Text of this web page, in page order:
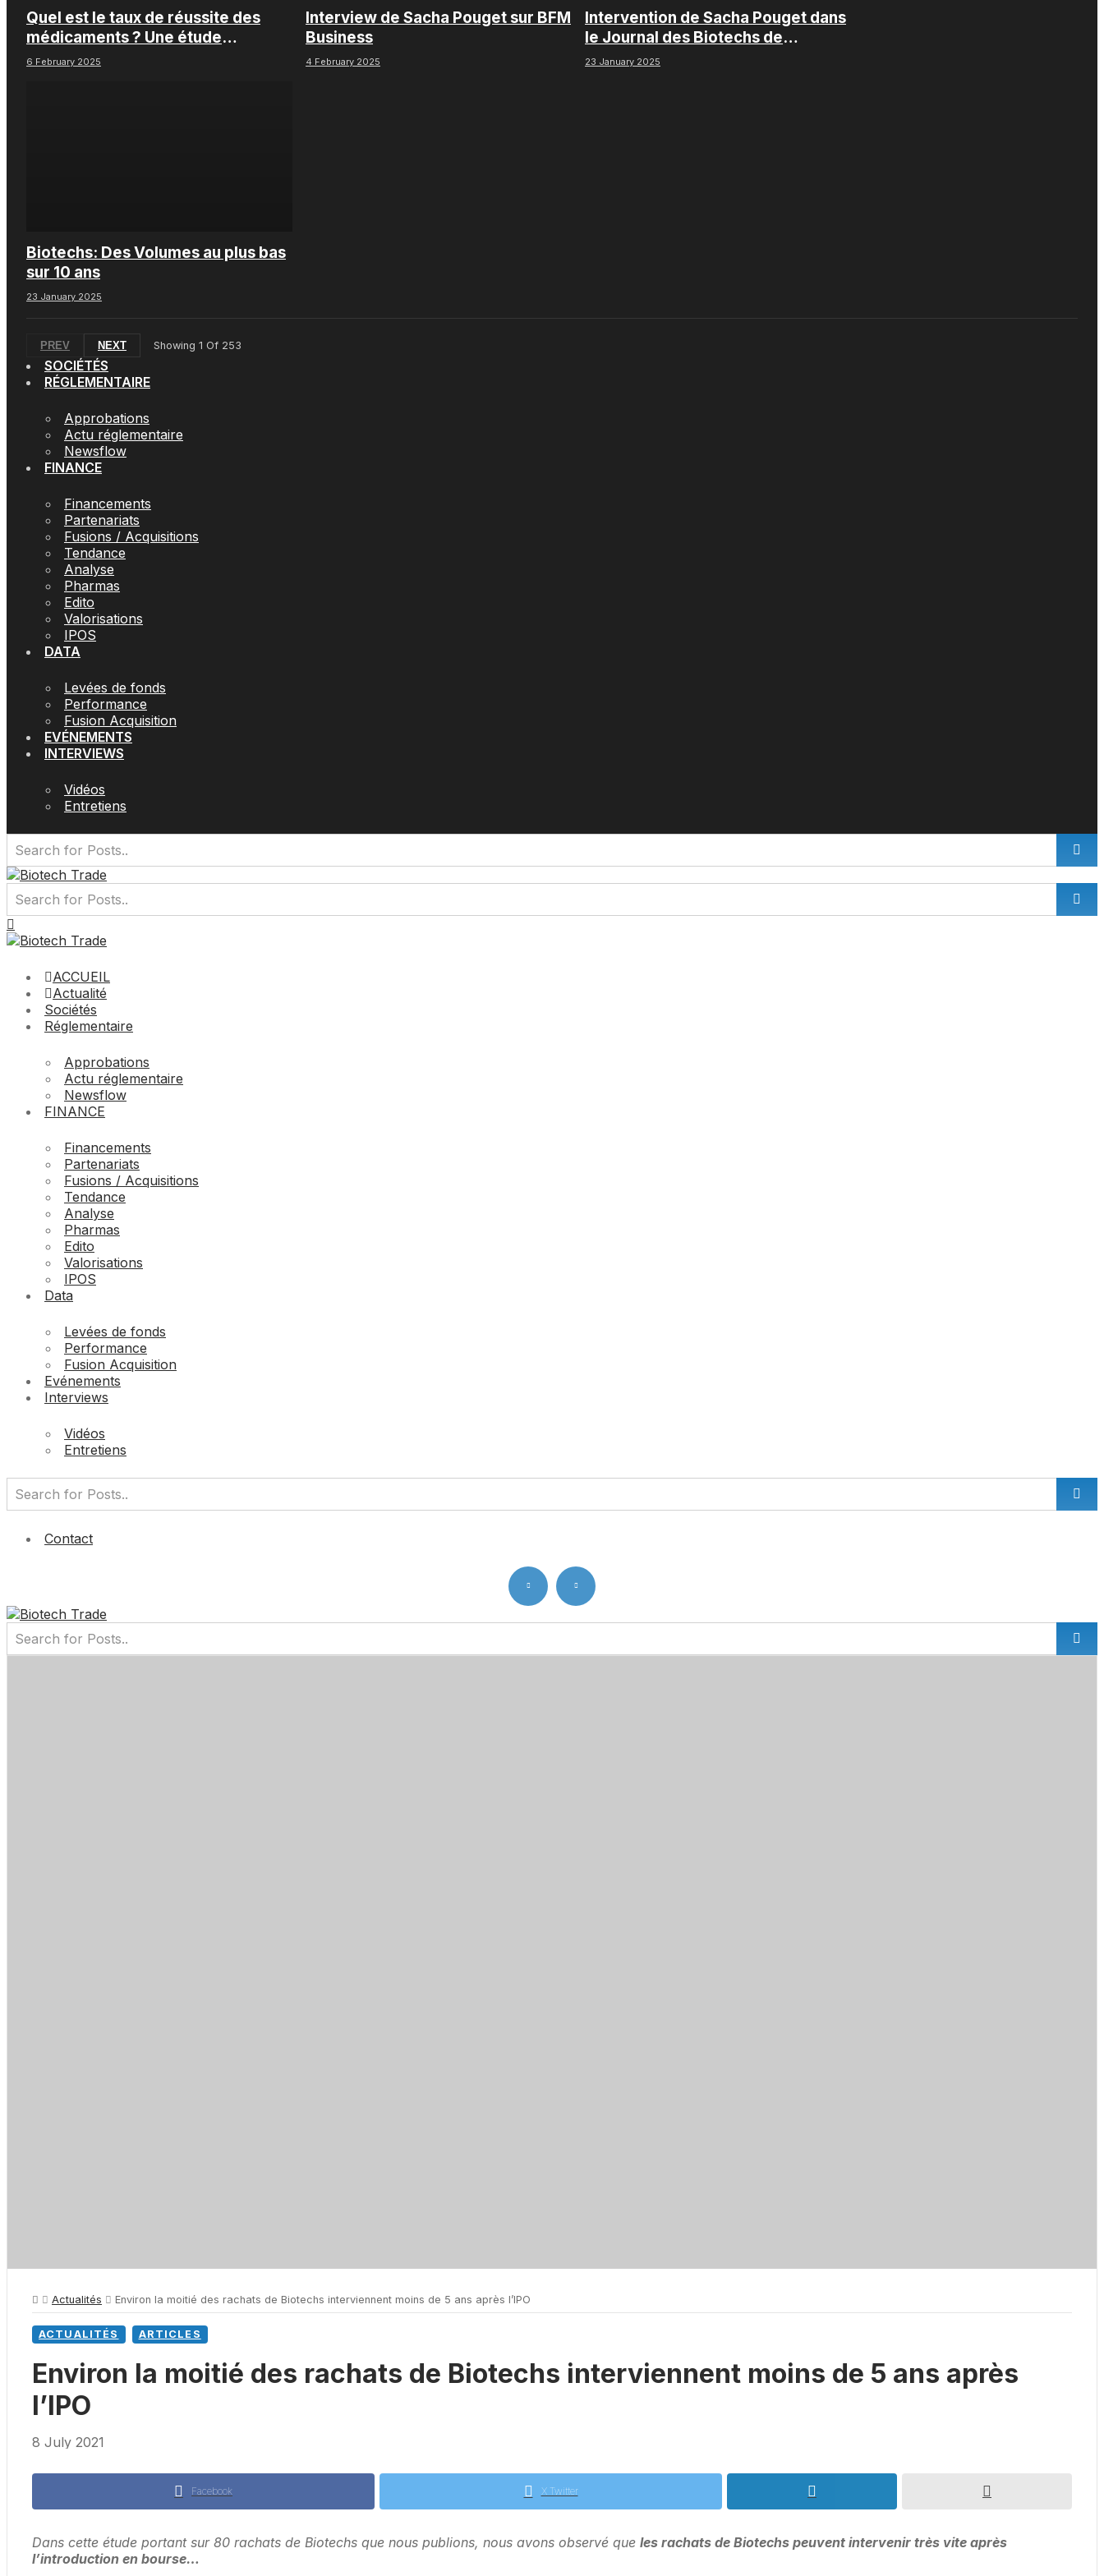
Quel est le taux de réussite des
médicaments ? Une étude
intéressante chez les Big Pharmas
6 February 2025
Interview de Sacha Pouget sur BFM
Business
4 February 2025
Intervention de Sacha Pouget dans
le Journal des Biotechs de
Boursorama
23 January 2025
Biotechs: Des Volumes au plus bas
sur 10 ans
23 January 2025
PREV NEXT Showing 1 Of 253
SOCIÉTÉS
RÉGLEMENTAIRE
Approbations
Actu réglementaire
Newsflow
FINANCE
Financements
Partenariats
Fusions / Acquisitions
Tendance
Analyse
Pharmas
Edito
Valorisations
IPOS
DATA
Levées de fonds
Performance
Fusion Acquisition
EVÉNEMENTS
INTERVIEWS
Vidéos
Entretiens
ACCUEIL
Actualité
Sociétés
Réglementaire
Approbations
Actu réglementaire
Newsflow
FINANCE
Financements
Partenariats
Fusions / Acquisitions
Tendance
Analyse
Pharmas
Edito
Valorisations
IPOS
Data
Levées de fonds
Performance
Fusion Acquisition
Evénements
Interviews
Vidéos
Entretiens
Contact
Actualités Environ la moitié des rachats de Biotechs interviennent moins de 5 ans après l’IPO
ACTUALITÉS ARTICLES
Environ la moitié des rachats de Biotechs interviennent moins de 5 ans après
l’IPO
8 July 2021
Facebook X Twitter
Dans cette étude portant sur 80 rachats de Biotechs que nous publions, nous avons observé que les rachats de Biotechs peuvent intervenir très vite après
l’introduction en bourse…